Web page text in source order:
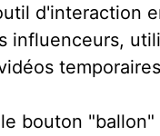
d'interaction
influenceurs,
bouton